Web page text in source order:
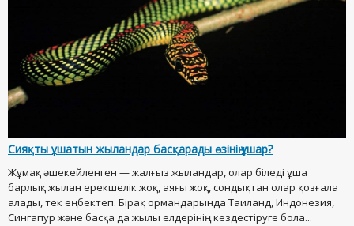
Сияқты ұшатын жыландар басқарады өзінің ұшар?
Жұмақ әшекейленген — жалғыз жыландар, олар біледі ұша
барлық жылан ерекшелік жоқ, аяғы жоқ, сондықтан олар қозғала
алады, тек еңбектеп. Бірақ ормандарында Таиланд, Индонезия,
Сингапур және басқа да жылы елдерінің кездестіруге бола...